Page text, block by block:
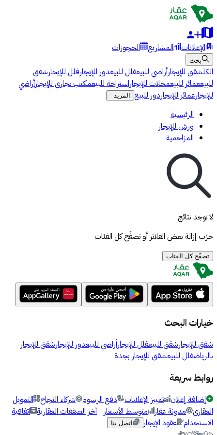
الإعلانات المشاريع الحجوزات
بحث
الكلشقق للإيجارأراضي للبيعفلل للبيعدور للإيجارفلل للإيجارشقق
للبيععمائر للبيعمحلات للإيجاراستراحة للبيعمكتب تجاري للإيجارأراضي
للإيجارعمائر للإيجاردور للبيع المزيد
الرئيسية
ورش للإيجار
المزاحمية
لا توجد نتائج
جرّب إزالة بعض الفلاتر أو تصفّح كل الفئات
تصفّح كل الفئات
خيارات البحث
شقق للإيجارشقق للبيعفلل للإيجارأراضي للبيعدور للإيجارشقق للإيجار
بالرياضفلل للبيعشقق للإيجار بجدة
روابط سريعة
إضافة إعلان تمييز الإعلانات دفع الرسوم شركاء النجاح التمويل
العقاري مدونة عقار متوسط الأسعار آخر الصفقات العقارية اتفاقية
الاستخدام عقود الإيجار اتصل بنا